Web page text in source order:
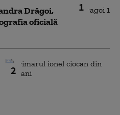
1
Drăgoi,
oficială
2